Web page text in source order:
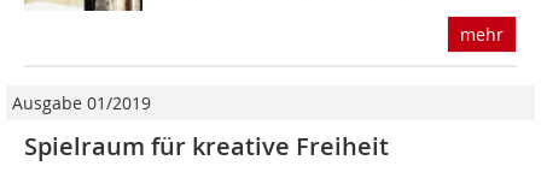
mehr
Ausgabe 01/2019
Spielraum für kreative Freiheit